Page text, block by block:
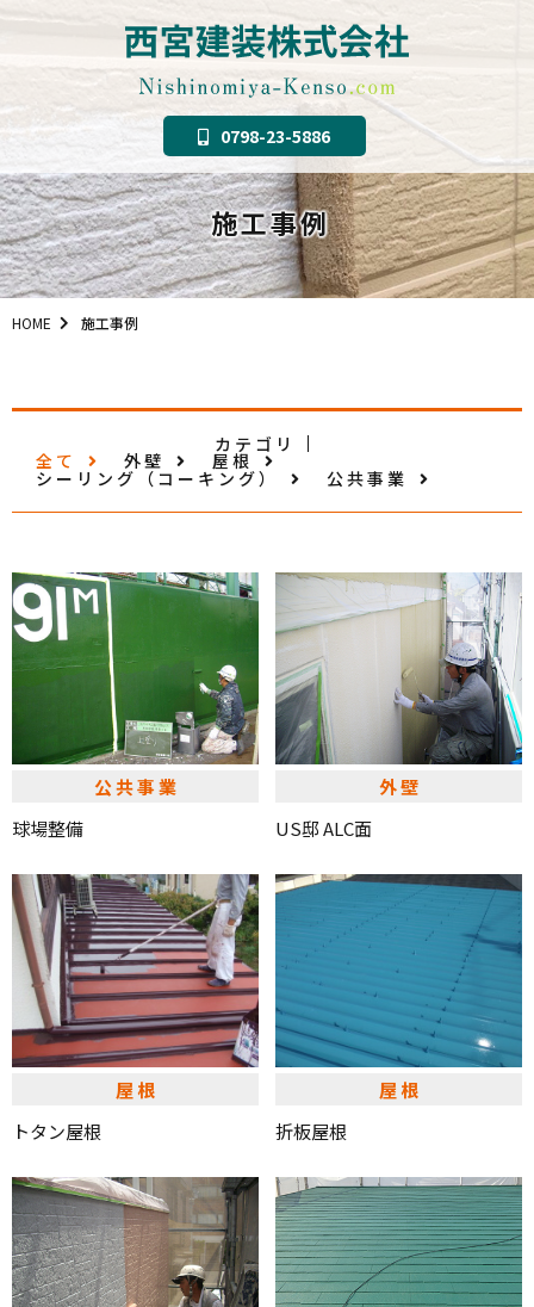
0798-23-5886
施工事例
HOME 施工事例
カテゴリ
全て 外壁 屋根
シーリング（コーキング） 公共事業
公共事業
球場整備
外壁
US邸 ALC面
屋根
トタン屋根
屋根
折板屋根